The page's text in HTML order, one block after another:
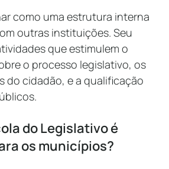
como uma estrutura interna
outras instituições. Seu
que estimulem o
o processo legislativo, os
do cidadão, e a qualificação
do Legislativo é
os municípios?